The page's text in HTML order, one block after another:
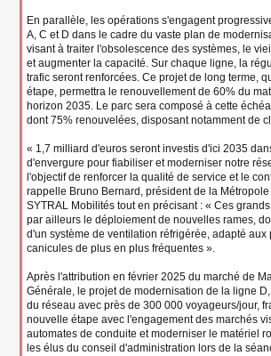
En parallèle, les opérations s'engagent
A, C et D dans le cadre du vaste plan de
visant à traiter l'obsolescence des systèmes, le
et augmenter la capacité. Sur chaque ligne, la
trafic seront renforcées. Ce projet de long terme,
étape, permettra le renouvellement de 60% du
horizon 2035. Le parc sera composé à cette
dont 75% renouvelées, disposant notamment de
« 1,7 milliard d'euros seront investis d'ici 2035
d'envergure pour fiabiliser et moderniser notre
l'objectif de renforcer la qualité de service et le
rappelle Bruno Bernard, président de la
SYTRAL Mobilités tout en précisant : « Ces
par ailleurs le déploiement de nouvelles rames,
d'un système de ventilation réfrigérée, adapté aux
canicules de plus en plus fréquentes ».
Après l'attribution en février 2025 du marché de
Générale, le projet de modernisation de la ligne
du réseau avec près de 300 000 voyageurs/jour,
nouvelle étape avec l'engagement des marchés
automates de conduite et moderniser le matériel
les élus du conseil d'administration lors de la